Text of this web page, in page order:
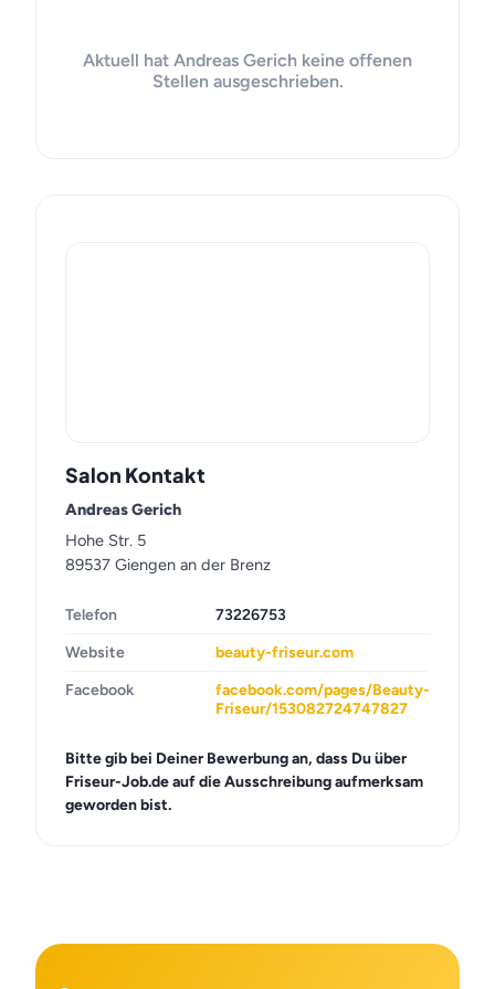
Aktuell hat Andreas Gerich keine offenen
Stellen ausgeschrieben.
Salon Kontakt
Andreas Gerich
Hohe Str. 5
89537 Giengen an der Brenz
Telefon
73226753
Website
beauty-friseur.com
Facebook
facebook.com/pages/Beauty-
Friseur/153082724747827
Bitte gib bei Deiner Bewerbung an, dass Du über
Friseur-Job.de auf die Ausschreibung aufmerksam
geworden bist.